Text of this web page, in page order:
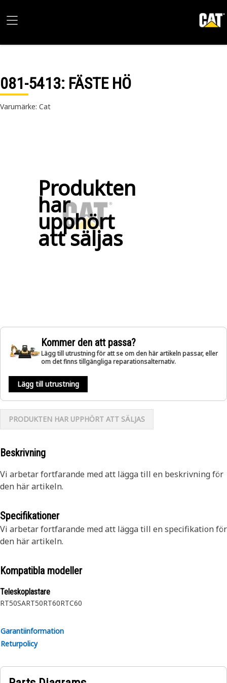
081-5413: FÄSTE HÖ
Varumärke: Cat
Produkten
har
upphört
att säljas
Kommer den att passa?
Lägg till utrustning för att se om den här artikeln passar, eller
om det finns tillgängliga reparationsalternativ.
Lägg till utrustning
PRODUKTEN HAR UPPHÖRT ATT SÄLJAS
Beskrivning
Vi arbetar fortfarande med att lägga till en beskrivning för
den här artikeln.
Specifikationer
Vi arbetar fortfarande med att lägga till en specifikation för
den här artikeln.
Kompatibla modeller
Teleskoplastare
RT50SART50RT60RTC60
Garantiinformation
Returpolicy